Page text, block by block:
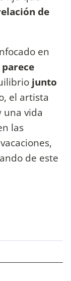
de
en
parece
junto
el artista
una vida
las
de este